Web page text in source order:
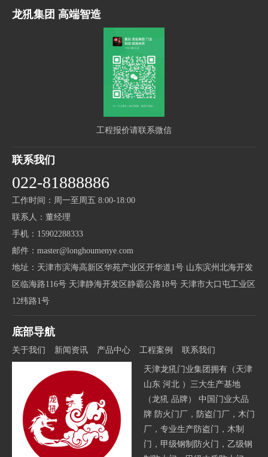
龙犼集团 高端智造
工程报价请联系微信
联系我们
022-81888886
工作时间：周一至周五 8:00-18:00
联系人：董经理
手机：15902288333
邮件：master@longhoumenye.com
地址：天津市滨海高新区华苑产业区开华道1号 山东滨州北海开发
区临海路116号 天津静海开发区静霸公路18号 天津市大口屯工业区
12纬路1号
底部导航
关于我们 新闻资讯 产品中心 工程案例 联系我们
天津龙犼门业集团拥有（天津
山东 河北 ）三大生产基地
（龙犼 品牌） 中国门业大品
牌 防火门厂，防盗门厂，木门
厂，专业生产防盗门，木制
门，甲级钢制防火门，乙级钢